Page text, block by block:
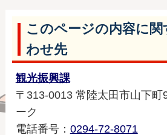
このページの内容に
わせ先
観光振興課
〒313-0013 常陸太田市山下町
ーク
電話番号： 0294-72-8071